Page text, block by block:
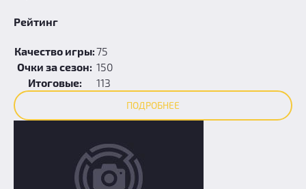
Рейтинг
Качество игры:75
Очки за сезон: 150
Итоговые:
113
ПОДРОБНЕЕ